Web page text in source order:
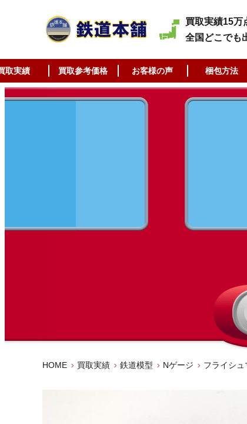
買取実績15万
全国どこでも
取実績 買取参考価格 お客様の声 梱包方法
HOME 買取実績 鉄道模型 Nゲージ フライシ